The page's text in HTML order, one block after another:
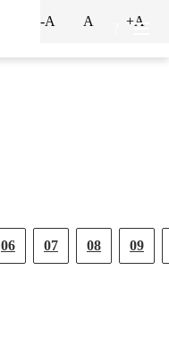
06 07 08 09
-A A +A